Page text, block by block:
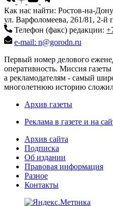
Как нас найти: Ростов-на-
ул. Варфоломеева, 261/81, 2-й
Телефон (факс) редакции:
e-mail: n@gorodn.ru
Первый номер делового
оперативность. Миссия
а рекламодателям - самый
многолетнюю историю
Архив газеты
Реклама в газете и на
Архив сайта
Подписка
Об издании
Правовая информация
Разное
Контакты